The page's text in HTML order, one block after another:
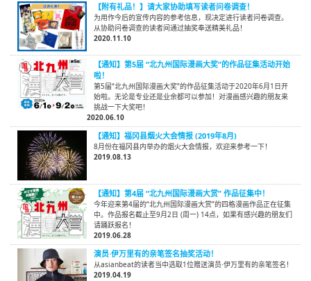
【附有礼品！】请大家协助填写读者问卷调查！
为用作今后的宣传内容的参考信息，现决定进行读者问卷调查。
从协助问卷调查的读者间通过抽奖奉送精美礼品！
2020.11.10
【通知】第5届 “北九州国际漫画大奖”的作品征集活动开始
啦！
第5届“北九州国际漫画大奖”的作品征集活动于2020年6月1日开
始啦。无论是专业还是业余都可以参加！对漫画感兴趣的朋友来
挑战一下大奖吧！
2020.06.10
【通知】福冈县烟火大会情报 (2019年8月)
8月份在福冈县内举办的烟火大会情报，欢迎来参考一下！
2019.08.13
【通知】第4届 “北九州国际漫画大赏” 作品征集中！
今年迎来第4届的“北九州国际漫画大赏”的四格漫画作品正在征集
中。作品报名截止至9月2日 (周一) 14点，如果有感兴趣的朋友们
请踊跃报名！
2019.06.28
演员·伊万里有的亲笔签名抽奖活动！
从asianbeat的读者当中选取1位赠送演员·伊万里有的亲笔签名！
2019.04.19